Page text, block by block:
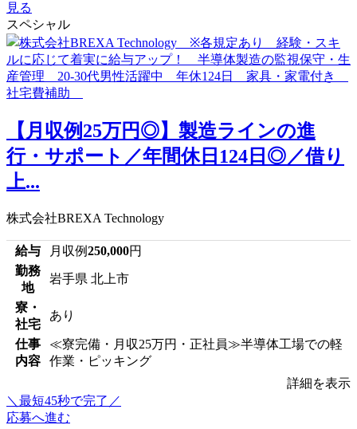
見る
スペシャル
【月収例25万円◎】製造ラインの進
行・サポート／年間休日124日◎／借り
上...
株式会社BREXA Technology
給与 月収例250,000円
勤務
地
岩手県 北上市
寮・
社宅
あり
仕事
内容
≪寮完備・月収25万円・正社員≫半導体工場での軽
作業・ピッキング
詳細を表示
＼最短45秒で完了／
応募へ進む